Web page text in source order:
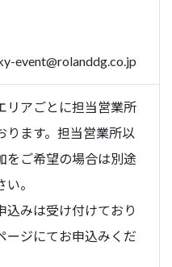
event@rolanddg.co.jp
リアごとに担当営業所
ります。担当営業所以
をご希望の場合は別途
。
みは受け付けており
ージにてお申込みくだ